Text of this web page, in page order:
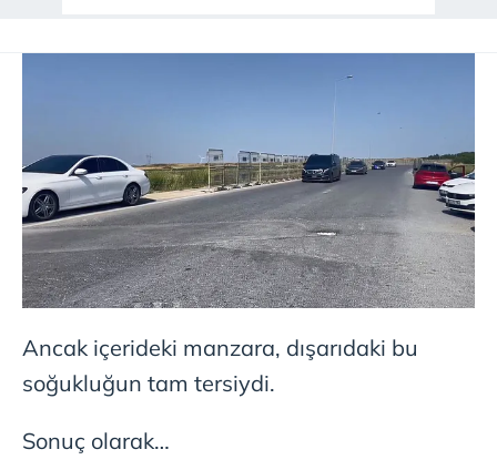
Ancak içerideki manzara, dışarıdaki bu
soğukluğun tam tersiydi.
Sonuç olarak…